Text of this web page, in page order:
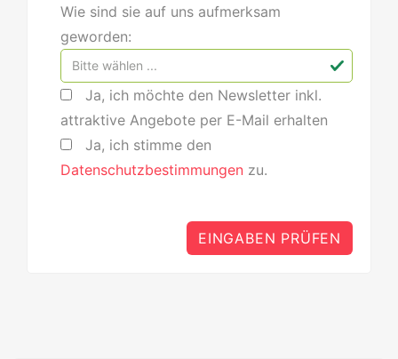
Wie sind sie auf uns aufmerksam
geworden:
Ja, ich möchte den Newsletter inkl.
attraktive Angebote per E-Mail erhalten
Ja, ich stimme den
Datenschutzbestimmungen zu.